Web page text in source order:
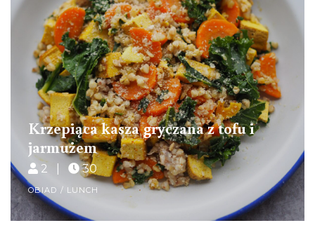
Krzepiąca kasza gryczana z tofu i
jarmużem
2 | 30
OBIAD / LUNCH